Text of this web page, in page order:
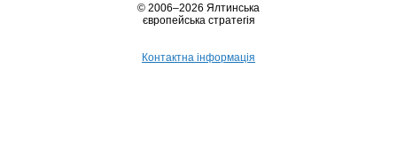
© 2006–2026 Ялтинська
європейська стратегія
Контактна інформація